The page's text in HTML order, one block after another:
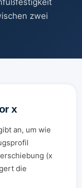
zwei
x
an, um wie
(x
die